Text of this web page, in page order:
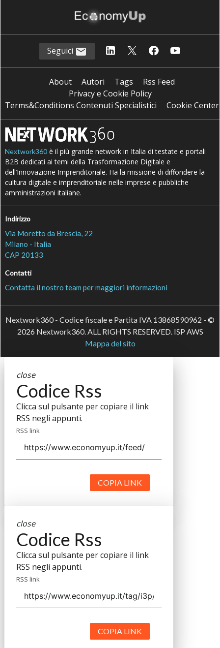
Seguici
About Autori Tags
Rss Feed
Privacy e Cookie Policy
Terms&Conditions Contenuti Specialistici
Cookie Center
Nextwork360 è il più grande network in Italia di testate e portali
B2B dedicati ai temi della Trasformazione Digitale e
dell’Innovazione Imprenditoriale. Ha la missione di diffondere la
cultura digitale e imprenditoriale nelle imprese e pubbliche
amministrazioni italiane.
Indirizzo
Via Moretto da Brescia, 22
Milano - Italia
CAP 20133
Contatti
Contatta il nostro team per maggiori informazioni
Nextwork360 - Codice fiscale e Partita IVA 13868590962 - ©
2026 Nextwork360. ALL RIGHTS RESERVED. ISP AWS
Mappa del sito
close
Codice Rss
Clicca sul pulsante per copiare il link
RSS negli appunti.
RSS link
COPIA LINK
close
Codice Rss
Clicca sul pulsante per copiare il link
RSS negli appunti.
RSS link
COPIA LINK